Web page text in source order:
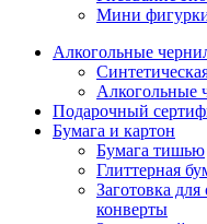
Мини
Алкогольные
Алкогольные
Подарочный
Бумага и картон
Бумага тишью
Глиттерная
Заготовка
конверты